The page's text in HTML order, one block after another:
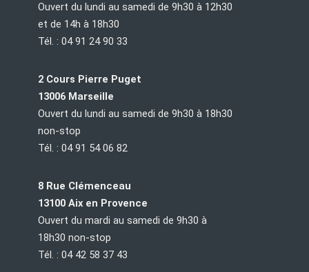
Ouvert du lundi au samedi de 9h30 à 12h30
et de 14h à 18h30
Tél. : 04 91 24 90 33
2 Cours Pierre Puget
13006 Marseille
Ouvert du lundi au samedi de 9h30 à 18h30
non-stop
Tél. : 04 91 54 06 82
8 Rue Clémenceau
13100 Aix en Provence
Ouvert du mardi au samedi de 9h30 à
18h30 non-stop
Tél. : 04 42 58 37 43